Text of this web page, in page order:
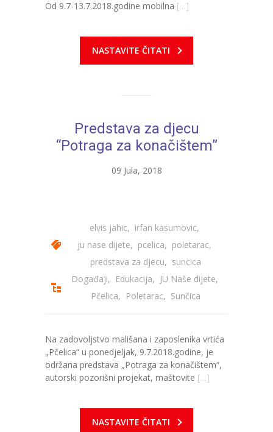
Od 9.7-13.7.2018.godine mobilna […]
NASTAVITE ČITATI
Predstava za djecu
“Potraga za konačištem”
09 Jula, 2018
elvis jahic, irfan kasumovic,
ju nase dijete, pcelica, poletarac,
predstava za djecu, suncica
Događaji, Edukacija, JU Naše dijete,
Pčelica, Poletarac, Sunčica
Na zadovoljstvo mališana i zaposlenika vrtića
„Pčelica“ u ponedjeljak, 9.7.2018.godine, je
održana predstava „Potraga za konačištem“,
autorski pozorišni projekat, maštovite […]
NASTAVITE ČITATI